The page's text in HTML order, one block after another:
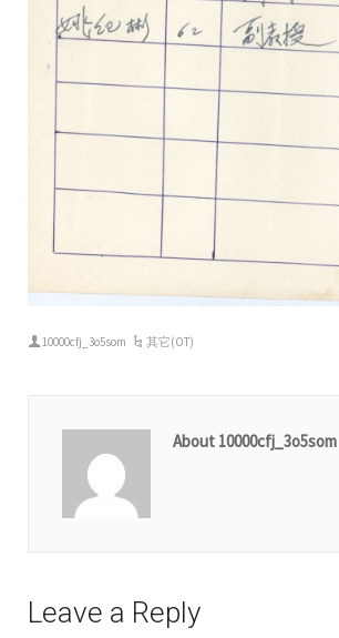
10000cfj_3o5som 其它(OT)
About 10000cfj_3o5som
Leave a Reply